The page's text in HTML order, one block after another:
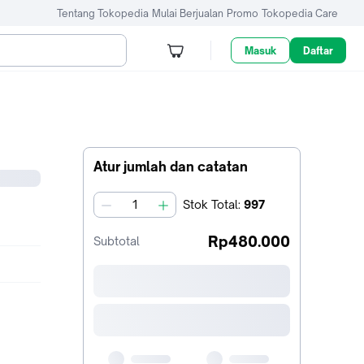
Tentang Tokopedia Mulai Berjualan Promo Tokopedia Care
Masuk Daftar
Atur jumlah dan catatan
jumlah Stok Total: 997
Subtotal Rp480.000